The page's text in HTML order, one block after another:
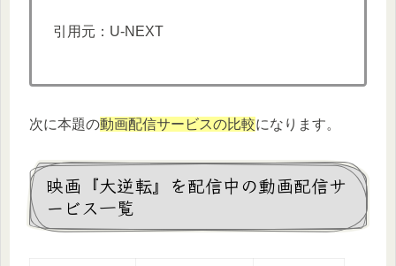
引用元：U-NEXT
次に本題の動画配信サービスの比較になります。
映画『大逆転』を配信中の動画配信サ
ービス一覧